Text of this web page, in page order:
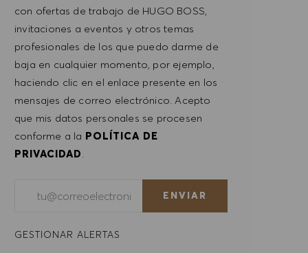
con ofertas de trabajo de HUGO BOSS,
invitaciones a eventos y otros temas
profesionales de los que puedo darme de
baja en cualquier momento, por ejemplo,
haciendo clic en el enlace presente en los
mensajes de correo electrónico. Acepto
que mis datos personales se procesen
conforme a la POLÍTICA DE
PRIVACIDAD
ENVIAR
GESTIONAR ALERTAS